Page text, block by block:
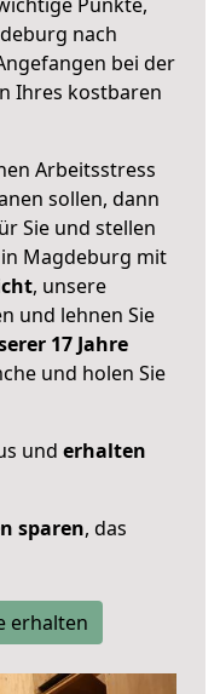
nach
bei der
Ihres kostbaren
Arbeitsstress
sollen, dann
Sie und stellen
in Magdeburg mit
, unsere
und lehnen Sie
17 Jahre
und holen Sie
und erhalten
sparen, das
erhalten